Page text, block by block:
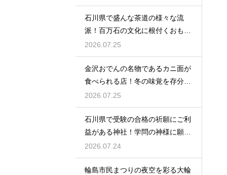
石川県で盛んな茶道の様々な流
派！百万石の文化に根付くおもて
なしの心
2026.07.25
金沢おでんの名物であるカニ面が
食べられる店！冬の味覚を存分に
味わう
2026.07.25
石川県で受験の合格の祈願にご利
益がある神社！学問の神様に願い
を届ける
2026.07.24
輪島市民まつりの夜空を彩る大輪